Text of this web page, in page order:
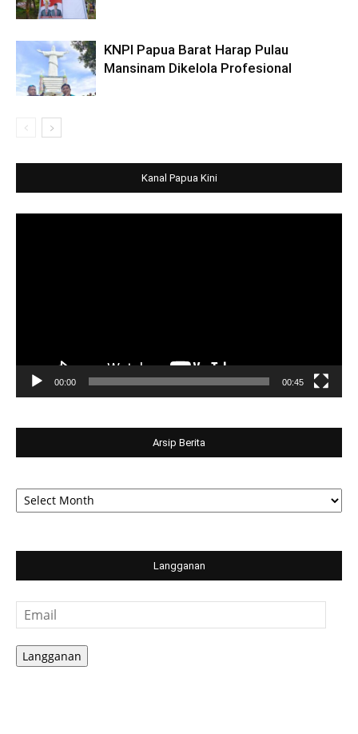
KNPI Papua Barat Harap Pulau
Mansinam Dikelola Profesional
Kanal Papua Kini
00:00 00:45
Arsip Berita
Arsip
Berita
Langganan
Email
Langganan